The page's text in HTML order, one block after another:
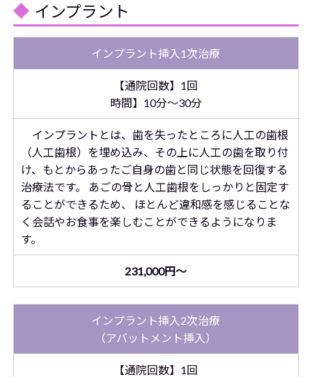
インプラント
インプラント挿入1次治療
【通院回数】1回
時間】10分～30分
インプラントとは、歯を失ったところに人工の歯根
（人工歯根）を埋め込み、その上に人工の歯を取り付
け、もとからあったご自身の歯と同じ状態を回復する
治療法です。 あごの骨と人工歯根をしっかりと固定す
ることができるため、 ほとんど違和感を感じることな
く会話やお食事を楽しむことができるようになりま
す。
231,000円～
インプラント挿入2次治療
（アバットメント挿入）
【通院回数】1回